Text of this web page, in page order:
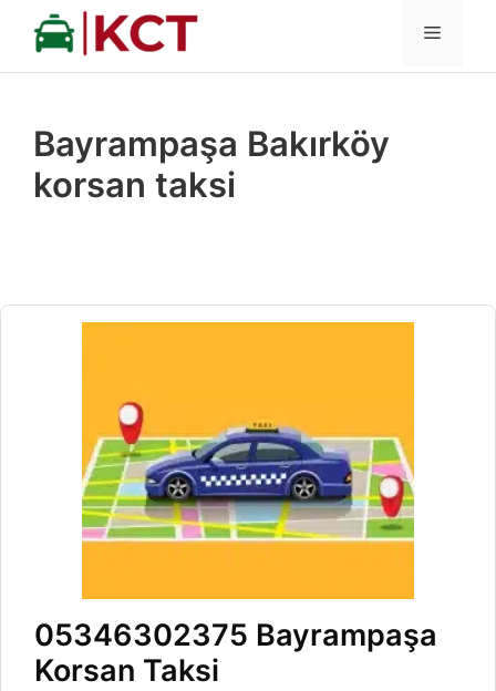
İçeriğe
MENÜ
Bayrampaşa Bakırköy
korsan taksi
05346302375 Bayrampaşa
Korsan Taksi